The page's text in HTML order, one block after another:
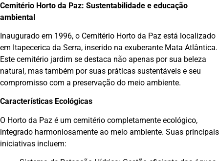
Cemitério Horto da Paz: Sustentabilidade e educação
ambiental
Inaugurado em 1996, o Cemitério Horto da Paz está localizado
em Itapecerica da Serra, inserido na exuberante Mata Atlântica.
Este cemitério jardim se destaca não apenas por sua beleza
natural, mas também por suas práticas sustentáveis e seu
compromisso com a preservação do meio ambiente.
Características Ecológicas
O Horto da Paz é um cemitério completamente ecológico,
integrado harmoniosamente ao meio ambiente. Suas principais
iniciativas incluem: